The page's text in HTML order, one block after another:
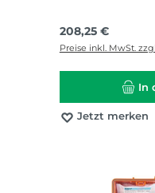
Regulärer Preis:
208,25 €
Preise inkl. MwSt.
In
Jetzt merken